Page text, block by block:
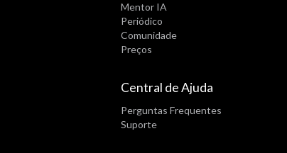
Mentor IA
Periódico
Comunidade
Preços
Central de Ajuda
Perguntas Frequentes
Suporte